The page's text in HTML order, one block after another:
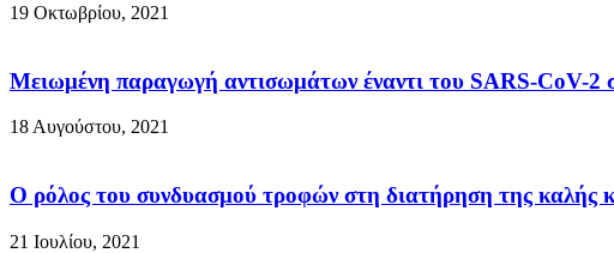
19 Οκτωβρίου, 2021
Μειωμένη παραγωγή αντισωμάτων έναντι του SARS-CoV-2
18 Αυγούστου, 2021
Ο ρόλος του συνδυασμού τροφών στη διατήρηση της καλής
21 Ιουλίου, 2021